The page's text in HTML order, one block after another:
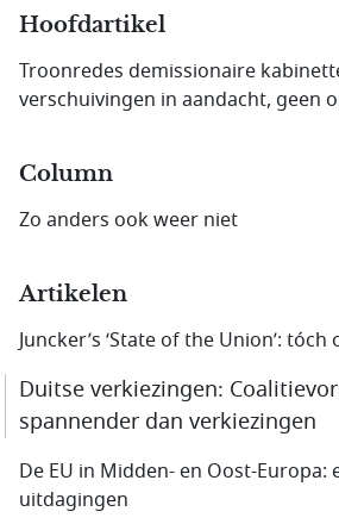
Hoofdartikel
Troonredes demissionaire
verschuivingen in aandacht, geen
Column
Zo anders ook weer niet
Artikelen
Juncker’s ‘State of the Union’:
Duitse verkiezingen:
spannender dan verkiezingen
De EU in Midden- en Oost-Europa:
uitdagingen